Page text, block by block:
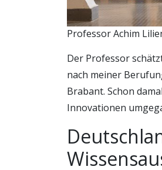
Professor Achim
Der Professor
nach meiner
Brabant. Schon
Innovationen